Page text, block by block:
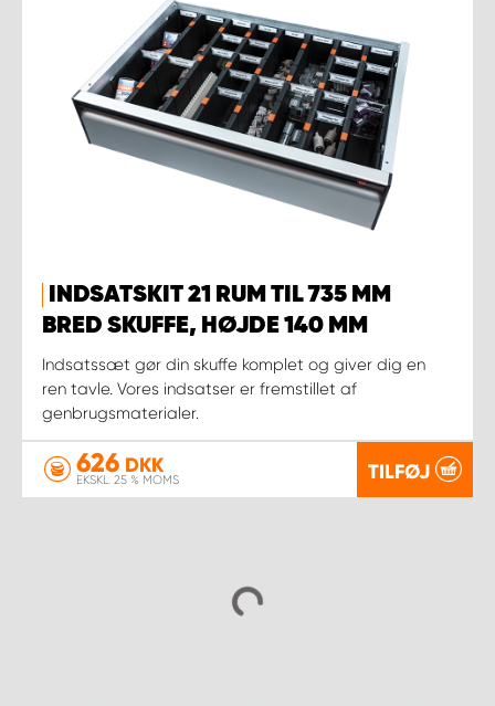
INDSATSKIT 21 RUM TIL 735 MM
BRED SKUFFE, HØJDE 140 MM
Indsatssæt gør din skuffe komplet og giver dig en
ren tavle. Vores indsatser er fremstillet af
genbrugsmaterialer.
626 DKK
EKSKL. 25 % MOMS TILFØJ